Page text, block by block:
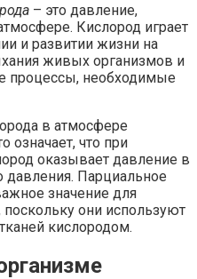
– это давление,
Кислород играет
и развитии жизни на
живых организмов и
процессы, необходимые
в атмосфере
означает, что при
оказывает давление в
давления. Парциальное
значение для
они используют
кислородом.